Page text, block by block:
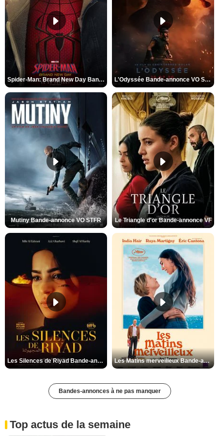
Spider-Man: Brand New Day Bande-annonce VO STFR L'Odyssée Bande-annonce VO STFR
Mutiny Bande-annonce VO STFR Le Triangle d'or Bande-annonce VF
Les Silences de Riyad Bande-annonce VO STFR Les Matins merveilleux Bande-annonce VF
Bandes-annonces à ne pas manquer
Top actus de la semaine